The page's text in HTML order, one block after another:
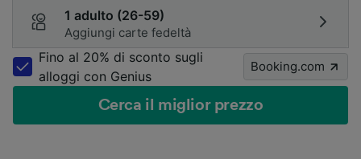
1 adulto (26-59)
Aggiungi carte fedeltà
Fino al 20% di sconto sugli
alloggi con Genius
Booking.com
Cerca il miglior prezzo